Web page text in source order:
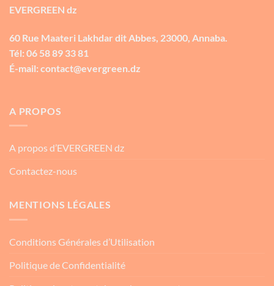
EVERGREEN dz
60 Rue Maateri Lakhdar dit Abbes, 23000, Annaba.
Tél: 06 58 89 33 81
É-mail: contact@evergreen.dz
A PROPOS
A propos d’EVERGREEN dz
Contactez-nous
MENTIONS LÉGALES
Conditions Générales d’Utilisation
Politique de Confidentialité